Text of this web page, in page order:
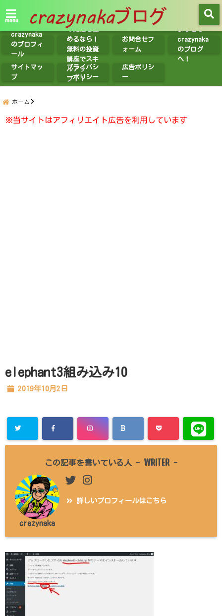
menu
crazynaka
のプロフィ
ール
紹介】投資
の知識を高
めるなら！
無料の投資
講座でスキ
ルアッ
プ！！
お問合せフ
ォーム
ようこそ
crazynaka
のブログ
へ！
サイトマッ
プ
プライバシ
ーポリシー
広告ポリシ
ー
ホーム
※当サイトはアフィリエイト広告を利用しています
elephant3組み込み10
2019年10月2日
この記事を書いている人 - WRITER -
crazynaka
詳しいプロフィールはこちら